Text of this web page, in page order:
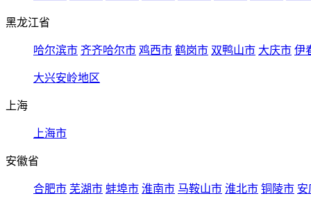
黑龙江省
哈尔滨市 齐齐哈尔市 鸡西市 鹤岗市 双鸭山市 大庆市 伊
大兴安岭地区
上海
上海市
安徽省
合肥市 芜湖市 蚌埠市 淮南市 马鞍山市 淮北市 铜陵市 安